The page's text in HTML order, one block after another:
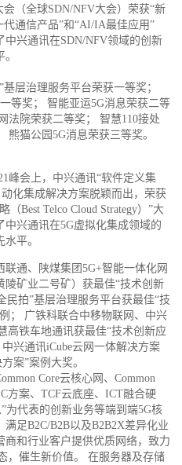
会（全球SDN/NFV大会）荣获“新
代通信产品”和“AI/IA最佳应用”
中兴通讯在SDN/NFV领域的创新
基层治理服务平台荣获一等奖；
等奖； 智能亚运5G消息荣获二等
法院荣获二等奖； 智慧110接处
熊猫公园5G消息荣获三等奖。
峰会上，中兴通讯“软件定义集
动化集成解决方案脱颖而出，荣获
（Best Telco Cloud Strategy）”大
中兴通讯在5G虚拟化集成领域的
平。
联通、陕煤集团5G+智能一体化网
陵矿业二号矿）获最佳“技术创新
民拍”基层治理服务平台获最佳“技
； 广铁科联合中移物联网、中兴
高铁车地通讯获最佳“技术创新应
兴通讯iCube云网一体解决方案
案”案例大奖。
Core云核心网、Common
方案、TCF云底座、ICT融合硬
为代表的创新业务等端到端5G核
满足B2C/B2B以及B2B2X差异化业
商和行业客户提供优质网络，致力
，催生新价值。 在服务器及存储